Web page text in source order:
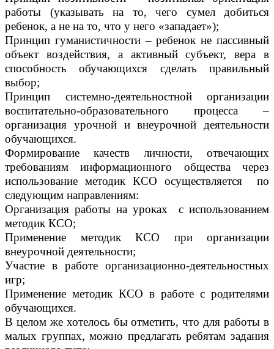
работы (указывать на то, чего сумел добиться
ребенок, а не на то, что у него «западает»);
Принцип гуманистичности – ребенок не пассивный
объект воздействия, а активный субъект, вера в
способность обучающихся сделать правильный
выбор;
Принцип системно-деятельностной организации
воспитательно-образовательного процесса –
организация урочной и внеурочной деятельности
обучающихся.
Формирование качеств личности, отвечающих
требованиям информационного общества через
использование методик КСО осуществляется по
следующим направлениям:
Организация работы на уроках с использованием
методик КСО;
Применение методик КСО при организации
внеурочной деятельности;
Участие в работе организационно-деятельностных
игр;
Применение методик КСО в работе с родителями
обучающихся.
В целом же хотелось бы отметить, что для работы в
малых группах, можно предлагать ребятам задания